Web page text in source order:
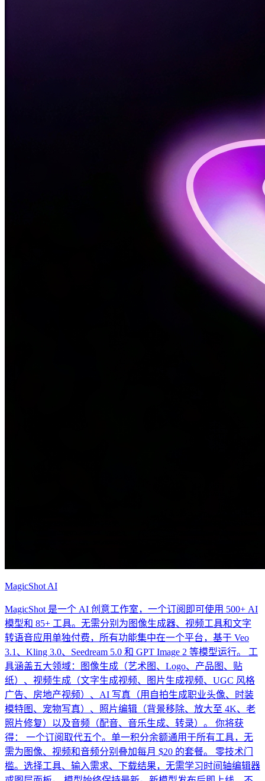
MagicShot AI
MagicShot 是一个 AI 创意工作室，一个订阅即可使用 500+ AI
模型和 85+ 工具。无需分别为图像生成器、视频工具和文字
转语音应用单独付费，所有功能集中在一个平台，基于 Veo
3.1、Kling 3.0、Seedream 5.0 和 GPT Image 2 等模型运行。 工
具涵盖五大领域：图像生成（艺术图、Logo、产品图、贴
纸）、视频生成（文字生成视频、图片生成视频、UGC 风格
广告、房地产视频）、AI 写真（用自拍生成职业头像、时装
模特图、宠物写真）、照片编辑（背景移除、放大至 4K、老
照片修复）以及音频（配音、音乐生成、转录）。 你将获
得： 一个订阅取代五个。单一积分余额通用于所有工具，无
需为图像、视频和音频分别叠加每月 $20 的套餐。 零技术门
槛。选择工具、输入需求、下载结果，无需学习时间轴编辑器